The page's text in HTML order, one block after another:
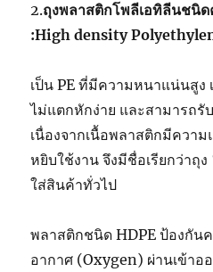
2.ถุงพลาสติกโพลีเอทิลีนชนิ
:High density
เป็น PE ที่มีความหนาแน่นสูง
ไม่แตกหักง่าย และสามารถรั
เนื่องจากเนื้อพลาสติกมีความ
หยิบใช้งาน จึงมีชื่อเรียกว่าถุ
ใส่สินค้าทั่วไป
พลาสติกชนิด HDPE ป้องกั
อากาศ (Oxygen) ผ่านเข้าอ